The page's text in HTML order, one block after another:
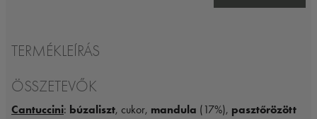
TERMÉKLEÍRÁS
ÖSSZETEVŐK
Cantuccini: búzaliszt, cukor, mandula (17%), pasztőrözött